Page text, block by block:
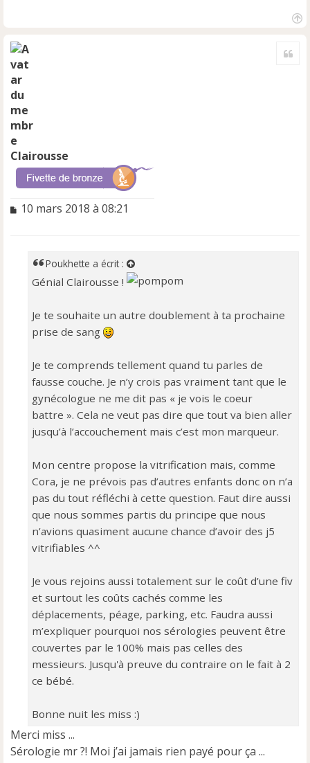
Clairousse
M
10 mars 2018 à 08:21
Poukhette a écrit :
Génial Clairousse !
Je te souhaite un autre doublement à ta prochaine
prise de sang
Je te comprends tellement quand tu parles de
fausse couche. Je n’y crois pas vraiment tant que le
gynécologue ne me dit pas « je vois le coeur
battre ». Cela ne veut pas dire que tout va bien aller
jusqu’à l’accouchement mais c’est mon marqueur.
Mon centre propose la vitrification mais, comme
Cora, je ne prévois pas d’autres enfants donc on n’a
pas du tout réfléchi à cette question. Faut dire aussi
que nous sommes partis du principe que nous
n’avions quasiment aucune chance d’avoir des j5
vitrifiables ^^
Je vous rejoins aussi totalement sur le coût d’une fiv
et surtout les coûts cachés comme les
déplacements, péage, parking, etc. Faudra aussi
m’expliquer pourquoi nos sérologies peuvent être
couvertes par le 100% mais pas celles des
messieurs. Jusqu'à preuve du contraire on le fait à 2
ce bébé.
Bonne nuit les miss :)
Merci miss ...
Sérologie mr ?! Moi j’ai jamais rien payé pour ça ...